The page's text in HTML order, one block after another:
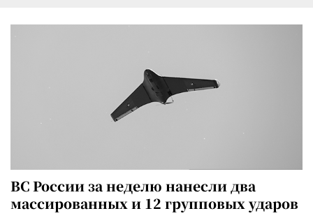
ВС России за неделю нанесли два
массированных и 12 групповых ударов